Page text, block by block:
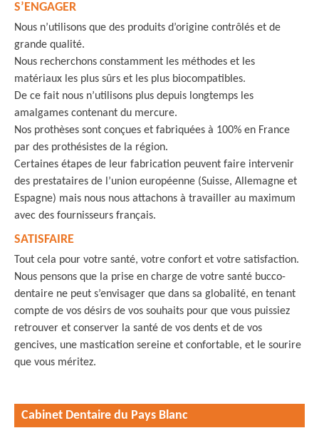
S’ENGAGER
Nous n’utilisons que des produits d’origine contrôlés et de
grande qualité.
Nous recherchons constamment les méthodes et les
matériaux les plus sûrs et les plus biocompatibles.
De ce fait nous n’utilisons plus depuis longtemps les
amalgames contenant du mercure.
Nos prothèses sont conçues et fabriquées à 100% en France
par des prothésistes de la région.
Certaines étapes de leur fabrication peuvent faire intervenir
des prestataires de l’union européenne (Suisse, Allemagne et
Espagne) mais nous nous attachons à travailler au maximum
avec des fournisseurs français.
SATISFAIRE
Tout cela pour votre santé, votre confort et votre satisfaction.
Nous pensons que la prise en charge de votre santé bucco-
dentaire ne peut s’envisager que dans sa globalité, en tenant
compte de vos désirs de vos souhaits pour que vous puissiez
retrouver et conserver la santé de vos dents et de vos
gencives, une mastication sereine et confortable, et le sourire
que vous méritez.
Cabinet Dentaire du Pays Blanc